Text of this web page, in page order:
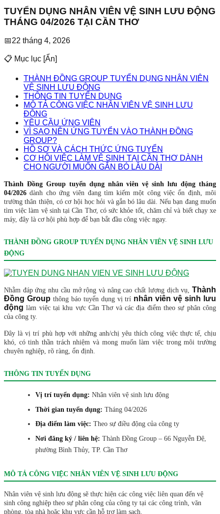
TUYỂN DỤNG NHÂN VIÊN VỆ SINH LƯU ĐỘNG
THÁNG 04/2026 TẠI CẦN THƠ
📅22 tháng 4, 2026
📋 Mục lục [Ẩn]
THÀNH ĐỒNG GROUP TUYỂN DỤNG NHÂN VIÊN
VỆ SINH LƯU ĐỘNG
THÔNG TIN TUYỂN DỤNG
MÔ TẢ CÔNG VIỆC NHÂN VIÊN VỆ SINH LƯU
ĐỘNG
YÊU CẦU ỨNG VIÊN
VÌ SAO NÊN ỨNG TUYỂN VÀO THÀNH ĐỒNG
GROUP?
HỒ SƠ VÀ CÁCH THỨC ỨNG TUYỂN
CƠ HỘI VIỆC LÀM VỆ SINH TẠI CẦN THƠ DÀNH
CHO NGƯỜI MUỐN GẮN BÓ LÂU DÀI
Thành Đồng Group tuyển dụng nhân viên vệ sinh lưu động tháng
04/2026 dành cho ứng viên đang tìm kiếm một công việc ổn định, môi
trường thân thiện, có cơ hội học hỏi và gắn bó lâu dài. Nếu bạn đang muốn
tìm việc làm vệ sinh tại Cần Thơ, có sức khỏe tốt, chăm chỉ và biết chạy xe
máy, đây là cơ hội phù hợp để bạn bắt đầu công việc ngay.
THÀNH ĐỒNG GROUP TUYỂN DỤNG NHÂN VIÊN VỆ SINH LƯU
ĐỘNG
Nhằm đáp ứng nhu cầu mở rộng và nâng cao chất lượng dịch vụ, Thành
Đồng Group thông báo tuyển dụng vị trí nhân viên vệ sinh lưu
động làm việc tại khu vực Cần Thơ và các địa điểm theo sự phân công
của công ty.
Đây là vị trí phù hợp với những anh/chị yêu thích công việc thực tế, chịu
khó, có tinh thần trách nhiệm và mong muốn làm việc trong môi trường
chuyên nghiệp, rõ ràng, ổn định.
THÔNG TIN TUYỂN DỤNG
Vị trí tuyển dụng: Nhân viên vệ sinh lưu động
Thời gian tuyển dụng: Tháng 04/2026
Địa điểm làm việc: Theo sự điều động của công ty
Nơi đăng ký / liên hệ: Thành Đồng Group – 66 Nguyễn Đệ,
phường Bình Thủy, TP. Cần Thơ
MÔ TẢ CÔNG VIỆC NHÂN VIÊN VỆ SINH LƯU ĐỘNG
Nhân viên vệ sinh lưu động sẽ thực hiện các công việc liên quan đến vệ
sinh công nghiệp theo sự phân công của công ty tại các công trình, văn
phòng, tòa nhà hoặc khu vực cần hỗ trợ làm sạch.